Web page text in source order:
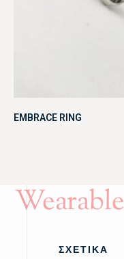
EMBRACE RING
Wearable
ΣΧΕΤΙΚΑ